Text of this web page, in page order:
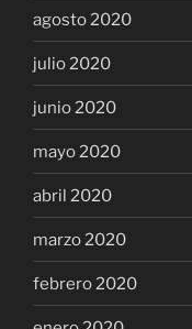
agosto 2020
julio 2020
junio 2020
mayo 2020
abril 2020
marzo 2020
febrero 2020